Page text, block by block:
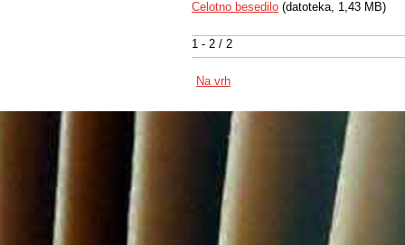
1 - 2 / 2
Celotno besedilo (datoteka, 1,43 MB)
Na vrh